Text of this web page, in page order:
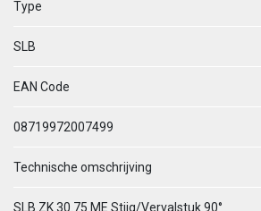
Type
SLB
EAN Code
08719972007499
Technische omschrijving
SLB ZK 30.75 ME Stijg/Vervalstuk 90°